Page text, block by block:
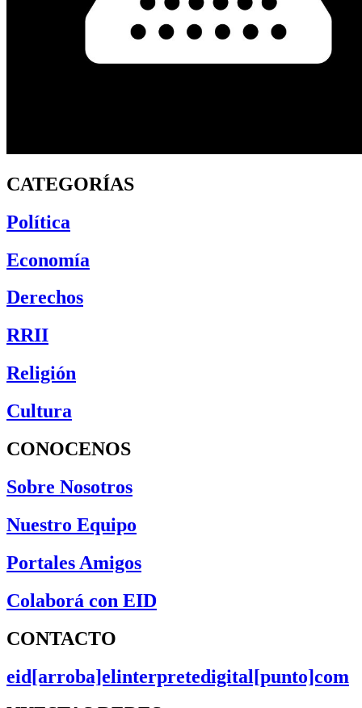
CATEGORÍAS
Política
Economía
Derechos
RRII
Religión
Cultura
CONOCENOS
Sobre Nosotros
Nuestro Equipo
Portales Amigos
Colaborá con EID
CONTACTO
eid[arroba]elinterpretedigital[punto]com